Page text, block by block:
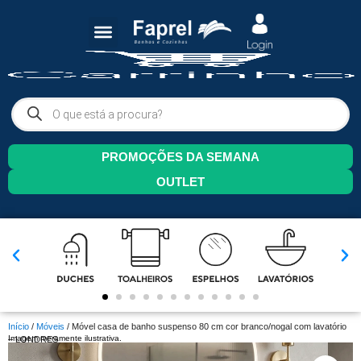
PROMOÇÕES DA SEMANA
OUTLET
Início / Móveis / Móvel casa de banho suspenso 80 cm cor branco/nogal com lavatório
– LONDRES
Imagem meramente ilustrativa.